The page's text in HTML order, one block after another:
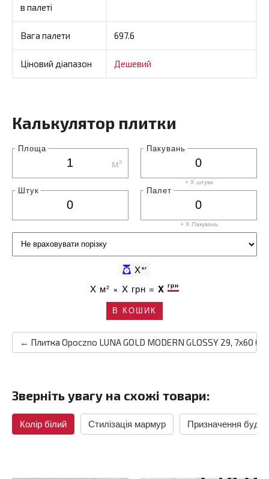
в палеті
Вага палети 697.6
Ціновий діапазон Дешевий
Калькулятор плитки
Площа
м²
Пакувань
+ X штуки
Штук Палет
+ X Пакувань
Xкг
X м² × X грн = X грн
В КОШИК
← Плитка Opoczno LUNA GOLD MODERN GLOSSY 29, 7x60 G1
Зверніть увагу на схожі товари:
Колір білий Стилізація мармур Призначення